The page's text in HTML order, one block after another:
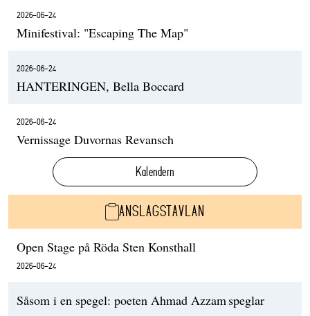
2026-06-24
Minifestival: "Escaping The Map"
2026-06-24
HANTERINGEN, Bella Boccard
2026-06-24
Vernissage Duvornas Revansch
Kalendern
ANSLAGSTAVLAN
Open Stage på Röda Sten Konsthall
2026-06-24
Såsom i en spegel: poeten Ahmad Azzam speglar